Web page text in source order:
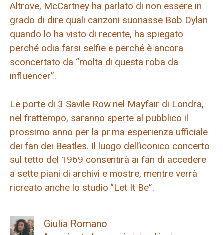
Altrove, McCartney ha parlato di non essere in
grado di dire quali canzoni suonasse Bob Dylan
quando lo ha visto di recente, ha spiegato
perché odia farsi selfie e perché è ancora
sconcertato da “molta di questa roba da
influencer”.
Le porte di 3 Savile Row nel Mayfair di Londra,
nel frattempo, saranno aperte al pubblico il
prossimo anno per la prima esperienza ufficiale
dei fan dei Beatles. Il luogo dell’iconico concerto
sul tetto del 1969 consentirà ai fan di accedere
a sette piani di archivi e mostre, mentre verrà
ricreato anche lo studio “Let It Be”.
Giulia Romano